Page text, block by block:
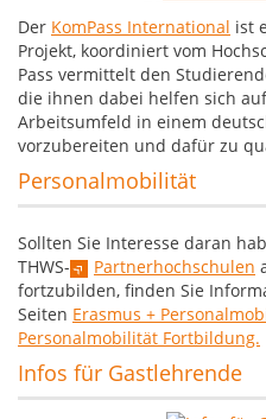
Der KomPass International ist
Projekt, koordiniert vom
Pass vermittelt den
die ihnen dabei helfen sich
Arbeitsumfeld in einem
vorzubereiten und dafür zu
Personalmobilität
Sollten Sie Interesse daran
THWS-
Partnerhochschulen
fortzubilden, finden Sie
Seiten Erasmus +
Personalmobilität Fortbildung.
Infos für Gastlehrende